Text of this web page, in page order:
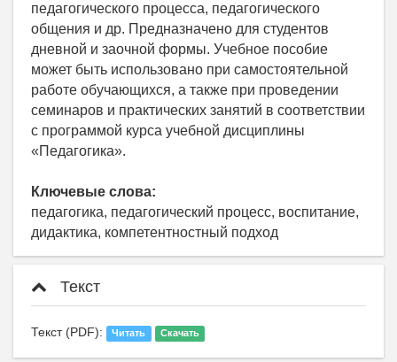
педагогического процесса, педагогического
общения и др. Предназначено для студентов
дневной и заочной формы. Учебное пособие
может быть использовано при самостоятельной
работе обучающихся, а также при проведении
семинаров и практических занятий в соответствии
с программой курса учебной дисциплины
«Педагогика».
Ключевые слова:
педагогика, педагогический процесс, воспитание,
дидактика, компетентностный подход
Текст
Текст (PDF): Читать Скачать